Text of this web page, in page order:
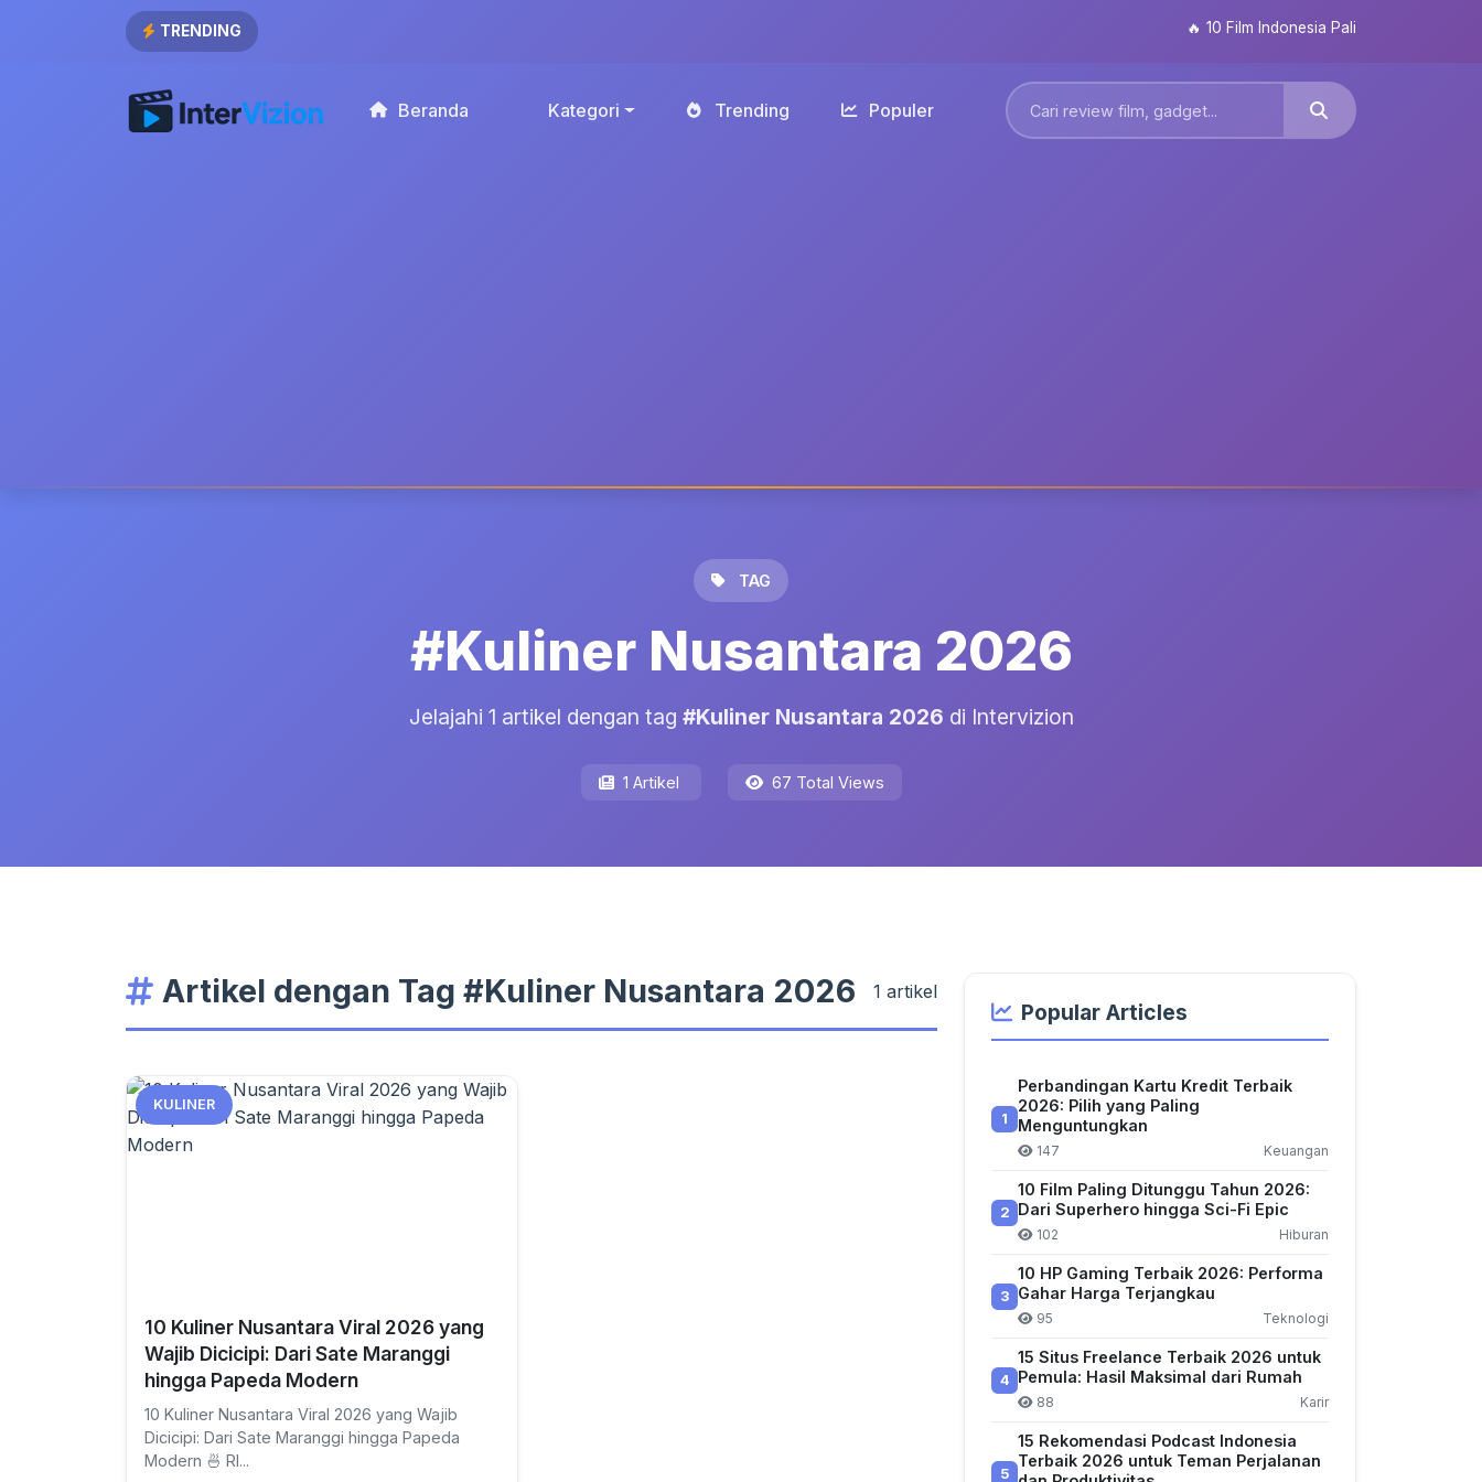
TRENDING 10 Film Indonesia Paling Ditunggu 2026:
Beranda Kategori Trending Populer
TAG
#Kuliner Nusantara 2026
Jelajahi 1 artikel dengan tag #Kuliner Nusantara 2026 di Intervizion
1 Artikel 67 Total Views
Artikel dengan Tag #Kuliner Nusantara 2026 1 artikel
KULINER
10 Kuliner Nusantara Viral 2026 yang
Wajib Dicicipi: Dari Sate Maranggi
hingga Papeda Modern
10 Kuliner Nusantara Viral 2026 yang Wajib
Dicicipi: Dari Sate Maranggi hingga Papeda
Modern 🍜 RI...
Popular Articles
1
Perbandingan Kartu Kredit Terbaik
2026: Pilih yang Paling
Menguntungkan
147 Keuangan
2
10 Film Paling Ditunggu Tahun 2026:
Dari Superhero hingga Sci-Fi Epic
102 Hiburan
3
10 HP Gaming Terbaik 2026: Performa
Gahar Harga Terjangkau
95 Teknologi
4
15 Situs Freelance Terbaik 2026 untuk
Pemula: Hasil Maksimal dari Rumah
88 Karir
5
15 Rekomendasi Podcast Indonesia
Terbaik 2026 untuk Teman Perjalanan